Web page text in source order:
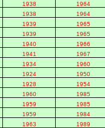
1938
1964
1938
1964
1939
1965
1939
1965
1940
1966
1941
1967
1934
1960
1924
1950
1928
1954
1960
1985
1959
1985
1959
1984
1963
1989